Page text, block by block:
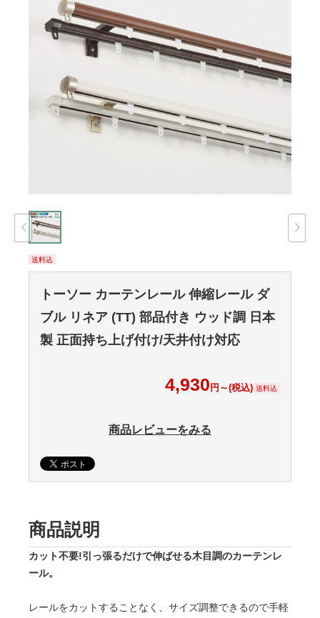
送料込
トーソー カーテンレール 伸縮レール ダ
ブル リネア (TT) 部品付き ウッド調 日本
製 正面持ち上げ付け/天井付け対応
4,930 円～(税込) 送料込
商品レビューをみる
商品説明
カット不要!引っ張るだけで伸ばせる木目調のカーテンレ
ール。
レールをカットすることなく、サイズ調整できるので手軽